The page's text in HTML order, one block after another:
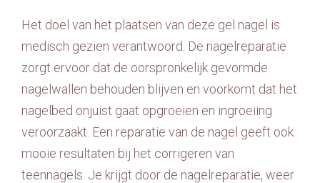
Het doel van het plaatsen van deze gel nagel is
medisch gezien verantwoord. De nagelreparatie
zorgt ervoor dat de oorspronkelijk gevormde
nagelwallen behouden blijven en voorkomt dat het
nagelbed onjuist gaat opgroeien en ingroeiing
veroorzaakt. Een reparatie van de nagel geeft ook
mooie resultaten bij het corrigeren van
teennagels. Je krijgt door de nagelreparatie, weer